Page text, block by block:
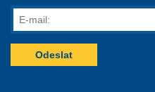
E-
mail: